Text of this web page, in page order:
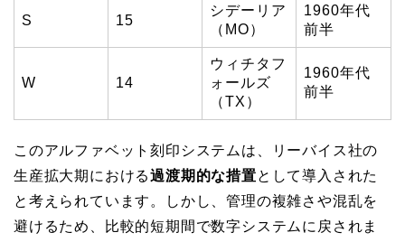
S 15
シデーリア
（MO）
1960年代
前半
W 14
ウィチタフ
ォールズ
（TX）
1960年代
前半
このアルファベット刻印システムは、リーバイス社の
生産拡大期における過渡期的な措置として導入された
と考えられています。しかし、管理の複雑さや混乱を
避けるため、比較的短期間で数字システムに戻されま